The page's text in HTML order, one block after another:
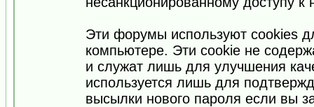
Эти форумы используют cookies
компьютере. Эти cookie не
и служат лишь для улучшения
используется лишь для
высылки нового пароля если вы